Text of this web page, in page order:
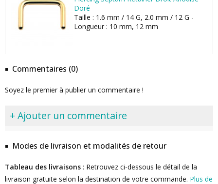
Doré
Taille : 1.6 mm / 14 G, 2.0 mm / 12 G -
Longueur : 10 mm, 12 mm
Commentaires (0)
Soyez le premier à publier un commentaire !
+ Ajouter un commentaire
Modes de livraison et modalités de retour
Tableau des livraisons : Retrouvez ci-dessous le détail de la
livraison gratuite selon la destination de votre commande. Plus de